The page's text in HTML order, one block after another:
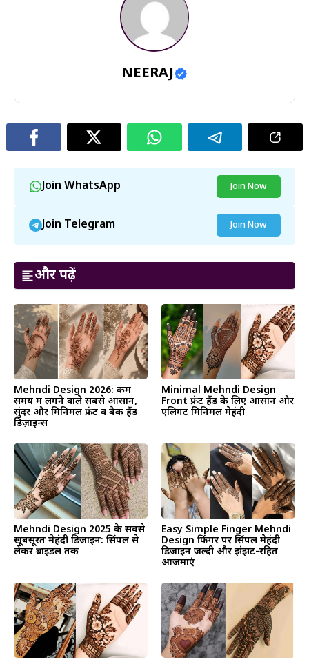
NEERAJ
Join WhatsApp Join Now
Join Telegram Join Now
और पढ़ें
Mehndi Design 2026: कम
समय में लगने वाले सबसे आसान,
सुंदर और मिनिमल फ्रंट व बैक हैंड
डिज़ाइन्स
Minimal Mehndi Design
Front फ्रंट हैंड के लिए आसान और
एलिगेंट मिनिमल मेहंदी
Mehndi Design 2025 के सबसे
खूबसूरत मेहंदी डिजाइन: सिंपल से
लेकर ब्राइडल तक
Easy Simple Finger Mehndi
Design फिंगर पर सिंपल मेहंदी
डिजाइन जल्दी और झंझट-रहित
आजमाएं